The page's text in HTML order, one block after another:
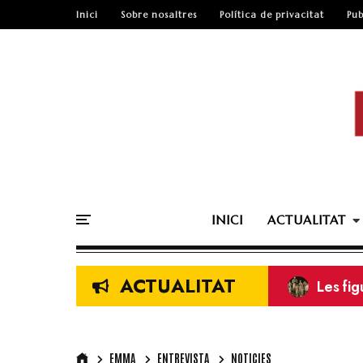
Inici Sobre nosaltres Política de privacitat
INICI ACTUALITAT
ACTUALITAT Les
Els
EMMA ENTREVISTA NOTICIES